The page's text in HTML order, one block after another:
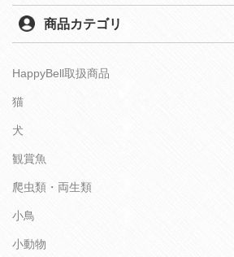
商品カテゴリ
HappyBell取扱商品
猫
犬
観賞魚
爬虫類・両生類
小鳥
小動物